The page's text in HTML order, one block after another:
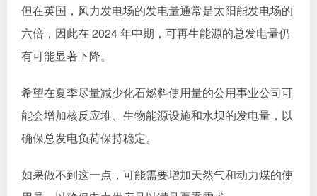
但在英国，风力发电场的发电量通常是太阳能发电场的
六倍，因此在 2024 年中期，可再生能源的总发电量仍
有可能显著下降。
希望在夏季尽量减少化石燃料使用量的公用事业公司可
能会增加核反应堆、生物能源设施和水坝的发电量，以
确保总发电负荷保持稳定。
如果做不到这一点，可能需要增加天然气和动力煤的使